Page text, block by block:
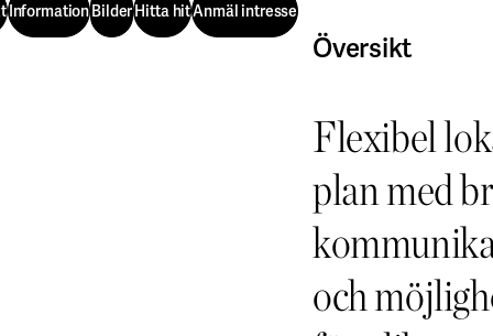
InformationBilderHitta hitAnmäl intresse
Översikt
Flexibel
plan med
och